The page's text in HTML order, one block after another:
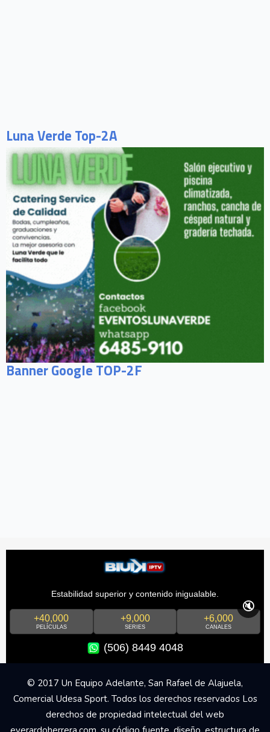
Luna Verde Top-2A
Banner Google TOP-2F
Estabilidad superior y contenido inigualable.
+40,000
PELÍCULAS
+9,000
SERIES
+6,000
CANALES
(506) 8449 4048
🔇
© 2017 Un Equipo Adelante, San Rafael de Alajuela,
Comercial Udesa Sport. Todos los derechos reservados Los
derechos de propiedad intelectual del web